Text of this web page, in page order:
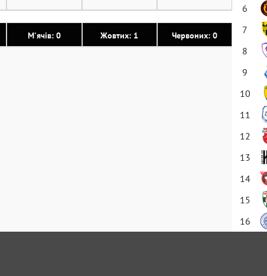
М'ячів: 0 Жовтих: 1 Червоних: 0
6
7
8
9
10
11
12
13
14
15
16